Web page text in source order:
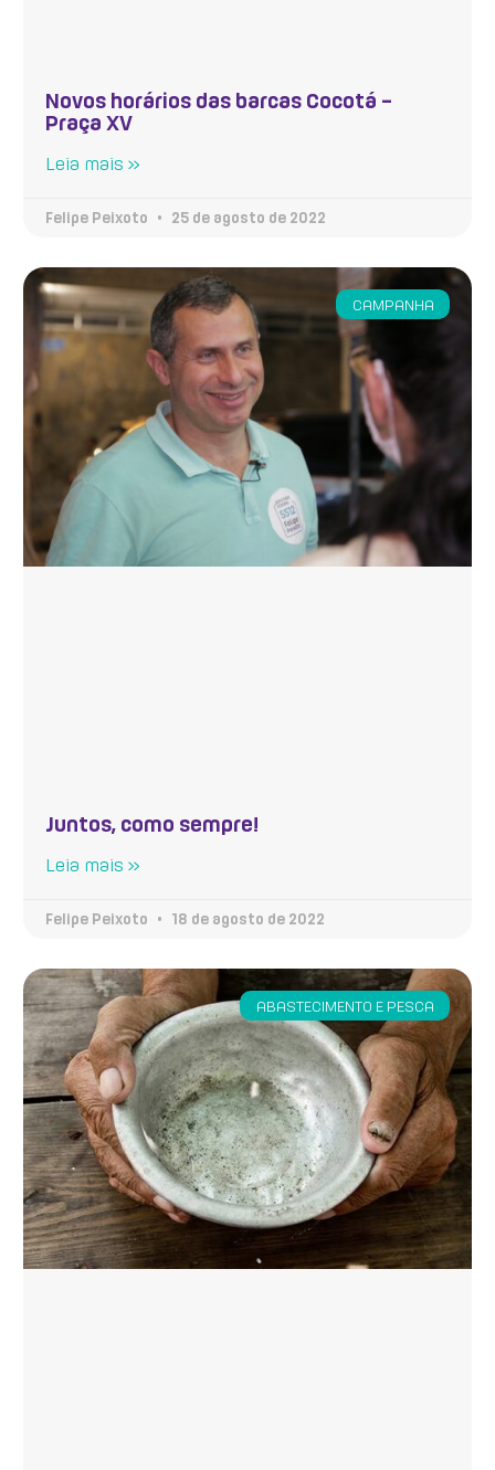
Novos horários das barcas Cocotá –
Praça XV
Leia mais »
Felipe Peixoto 25 de agosto de 2022
CAMPANHA
Juntos, como sempre!
Leia mais »
Felipe Peixoto 18 de agosto de 2022
ABASTECIMENTO E PESCA